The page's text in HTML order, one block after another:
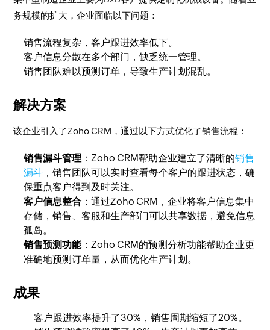
务规模的扩大，企业面临以下问题：
销售流程复杂，客户跟进效率低下。
客户信息分散在多个部门，缺乏统一管理。
销售团队难以预测订单，导致生产计划混乱。
解决方案
该企业引入了Zoho CRM，通过以下方式优化了销售流程：
销售漏斗管理 ：Zoho CRM帮助企业建立了清晰的销售
漏斗 ，销售团队可以实时查看每个客户的跟进状态，确
保重点客户得到及时关注。
客户信息整合 ：通过Zoho CRM，企业将客户信息集中
存储，销售、客服和生产部门可以共享数据，避免信息
孤岛。
销售预测功能：Zoho CRM的预测分析功能帮助企业更
准确地预测订单量，从而优化生产计划。
成果
客户跟进效率提升了30%，销售周期缩短了20%。